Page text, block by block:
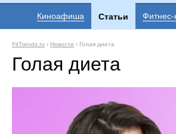
Киноафиша Статьи Фитнес-
FitTrends.ru › Новости › Голая диета
Голая диета